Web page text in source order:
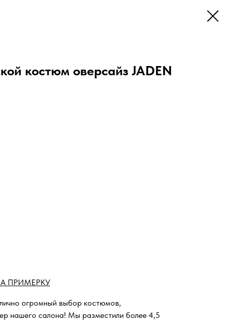
костюм оверсайз JADEN
ПРИМЕРКУ
огромный выбор костюмов,
нашего салона! Мы разместили более 4,5